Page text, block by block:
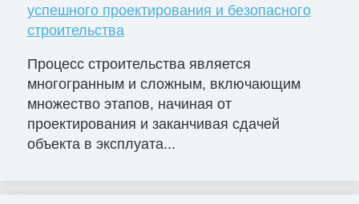
успешного проектирования и безопасного
строительства
Процесс строительства является
многогранным и сложным, включающим
множество этапов, начиная от
проектирования и заканчивая сдачей
объекта в эксплуата...